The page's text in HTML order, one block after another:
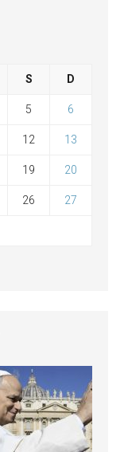
S D
5 6
12 13
19 20
26 27